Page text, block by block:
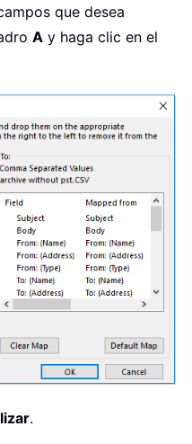
que desea
A y haga clic en el
.